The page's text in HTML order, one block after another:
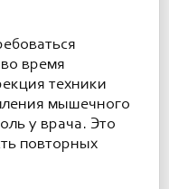
время
техники
мышечного
у врача. Это
повторных